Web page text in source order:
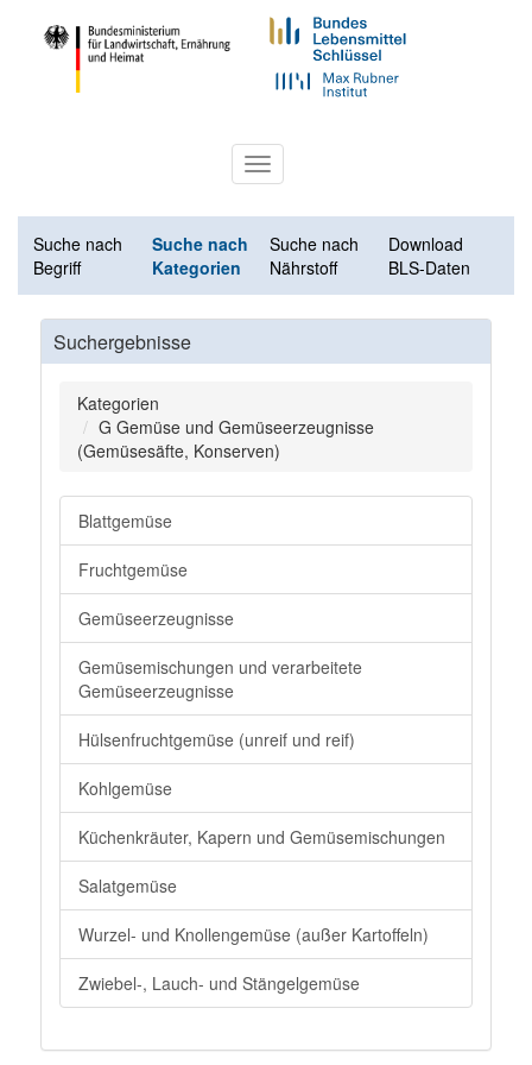
Toggle
navigation
Suche nach
Begriff
Suche nach
Kategorien
Suche nach
Nährstoff
Download
BLS-Daten
Suchergebnisse
Kategorien
G Gemüse und Gemüseerzeugnisse
(Gemüsesäfte, Konserven)
Blattgemüse
Fruchtgemüse
Gemüseerzeugnisse
Gemüsemischungen und verarbeitete
Gemüseerzeugnisse
Hülsenfruchtgemüse (unreif und reif)
Kohlgemüse
Küchenkräuter, Kapern und Gemüsemischungen
Salatgemüse
Wurzel- und Knollengemüse (außer Kartoffeln)
Zwiebel-, Lauch- und Stängelgemüse